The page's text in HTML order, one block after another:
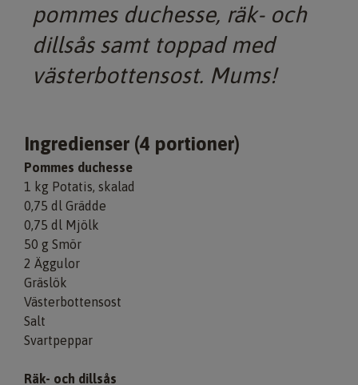
pommes duchesse, räk- och
dillsås samt toppad med
västerbottensost. Mums!
Ingredienser (4 portioner)
Pommes duchesse
1 kg Potatis, skalad
0,75 dl Grädde
0,75 dl Mjölk
50 g Smör
2 Äggulor
Gräslök
Västerbottensost
Salt
Svartpeppar
Räk- och dillsås